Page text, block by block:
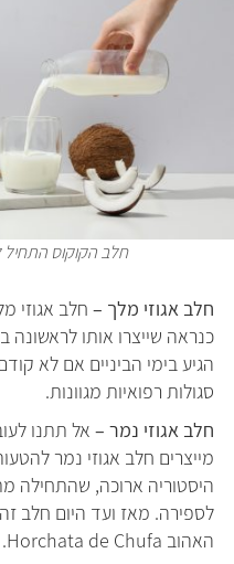
חלב הקוקוס
חלב אגוזי מלך –חלב אגוזי
כנראה שייצרו אותו
הגיע בימי הביניים אם לא
סגולות רפואיות מגוונות.
חלב אגוזי נמר –אל תתנו
מייצרים חלב אגוזי נמר
לספירה. מאז ועד היום חלב
האהוב Horchata de Chufa.